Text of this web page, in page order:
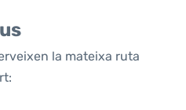
la mateixa ruta